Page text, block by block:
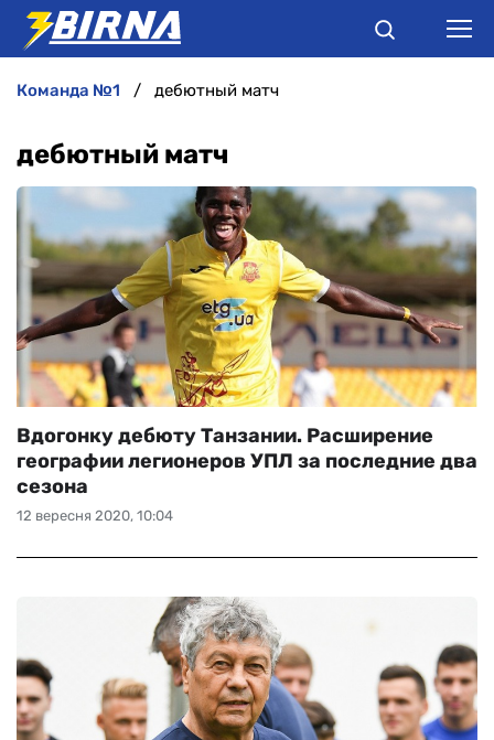
ІНТЕРВ'Ю
РІЗНЕ
БУКМЕКЕРИ
команда №1 дебютный матч
дебютный матч
12 вересня 2020, 10:04
Вдогонку дебюту Танзании. Расширение
географии легионеров УПЛ за последние два
сезона